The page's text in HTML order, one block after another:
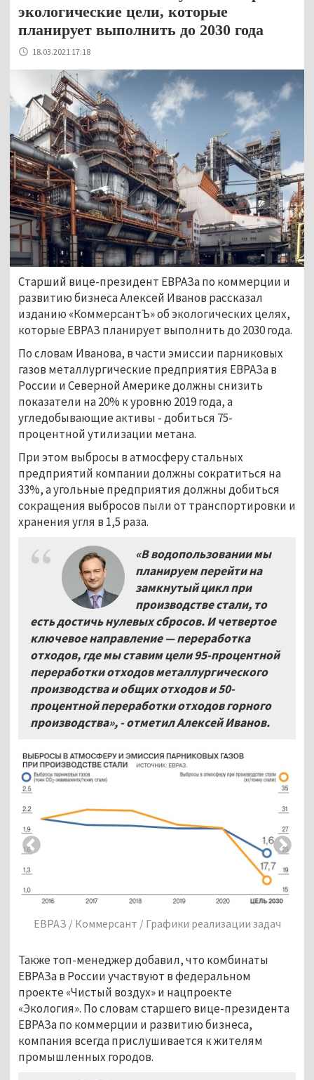
экологические цели, которые
планирует выполнить до 2030 года
18.03.2021 17:18
Старший вице-президент ЕВРАЗа по коммерции и
развитию бизнеса Алексей Иванов рассказал
изданию «КоммерсантЪ» об экологических целях,
которые ЕВРАЗ планирует выполнить до 2030 года.
По словам Иванова, в части эмиссии парниковых
газов металлургические предприятия ЕВРАЗа в
России и Северной Америке должны снизить
показатели на 20% к уровню 2019 года, а
угледобывающие активы - добиться 75-
процентной утилизации метана.
При этом выбросы в атмосферу стальных
предприятий компании должны сократиться на
33%, а угольные предприятия должны добиться
сокращения выбросов пыли от транспортировки и
хранения угля в 1,5 раза.
«В водопользовании мы
планируем перейти на
замкнутый цикл при
производстве стали, то
есть достичь нулевых сбросов. И четвертое
ключевое направление — переработка
отходов, где мы ставим цели 95-процентной
переработки отходов металлургического
производства и общих отходов и 50-
процентной переработки отходов горного
производства», - отметил Алексей Иванов.
ЕВРАЗ / Коммерсант / Графики реализации задач
Также топ-менеджер добавил, что комбинаты
ЕВРАЗа в России участвуют в федеральном
проекте «Чистый воздух» и нацпроекте
«Экология». По словам старшего вице-президента
ЕВРАЗа по коммерции и развитию бизнеса,
компания всегда прислушивается к жителям
промышленных городов.